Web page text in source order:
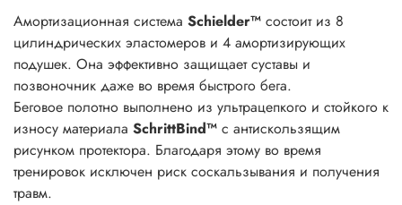
Амортизационная система Schielder™ состоит из 8
цилиндрических эластомеров и 4 амортизирующих
подушек. Она эффективно защищает суставы и
позвоночник даже во время быстрого бега.
Беговое полотно выполнено из ультрацепкого и стойкого к
износу материала SchrittBind™ с антискользящим
рисунком протектора. Благодаря этому во время
тренировок исключен риск соскальзывания и получения
травм.